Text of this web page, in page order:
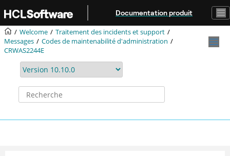
Aller au contenu principal
Documentation produit
Welcome
Traitement des incidents et support
Messages
Codes de maintenabilité d'administration
CRWAS2244E